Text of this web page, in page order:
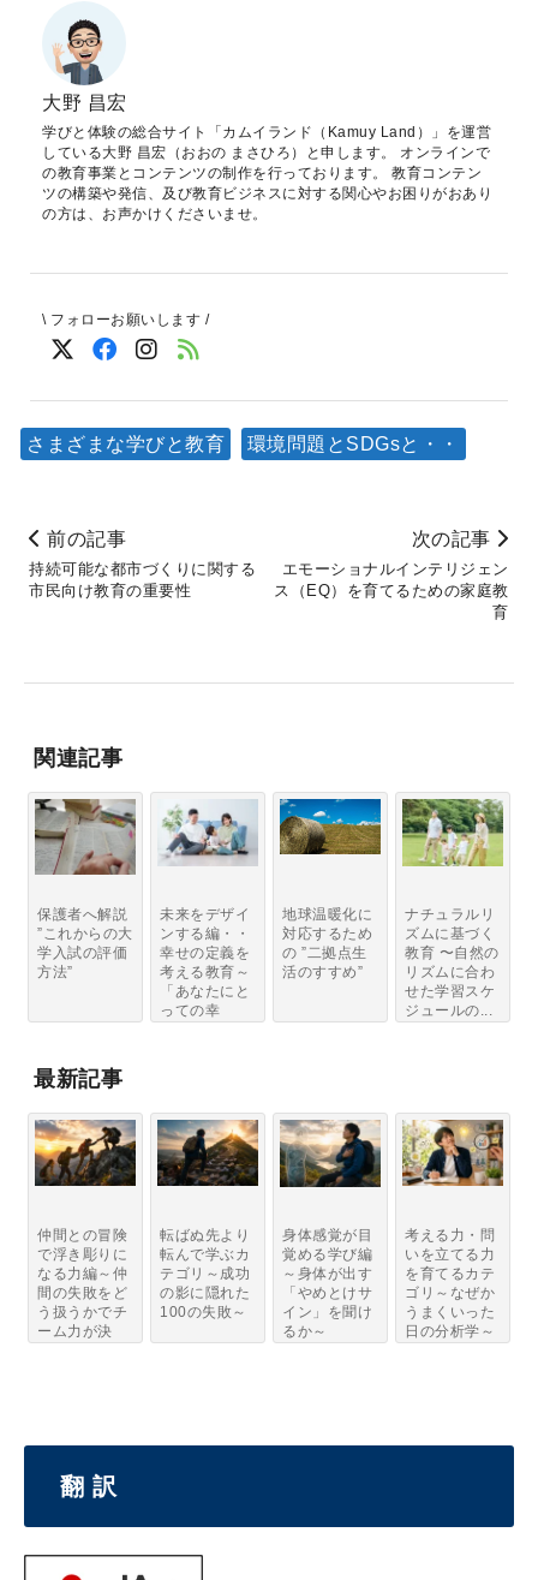
大野 昌宏
学びと体験の総合サイト「カムイランド（Kamuy Land）」を運営
している大野 昌宏（おおの まさひろ）と申します。 オンラインで
の教育事業とコンテンツの制作を行っております。 教育コンテン
ツの構築や発信、及び教育ビジネスに対する関心やお困りがおあり
の方は、お声かけくださいませ。
\ フォローお願いします /
さまざまな学びと教育 環境問題とSDGsと・・
前の記事
持続可能な都市づくりに関する
市民向け教育の重要性
次の記事
エモーショナルインテリジェン
ス（EQ）を育てるための家庭教
育
関連記事
保護者へ解説
”これからの大
学入試の評価
方法”
未来をデザイ
ンする編・・
幸せの定義を
考える教育～
「あなたにと
っての幸
地球温暖化に
対応するため
の ”二拠点生
活のすすめ”
ナチュラルリ
ズムに基づく
教育 〜自然の
リズムに合わ
せた学習スケ
ジュールの...
最新記事
仲間との冒険
で浮き彫りに
なる力編～仲
間の失敗をど
う扱うかでチ
ーム力が決
転ばぬ先より
転んで学ぶカ
テゴリ～成功
の影に隠れた
100の失敗～
身体感覚が目
覚める学び編
～身体が出す
「やめとけサ
イン」を聞け
るか～
考える力・問
いを立てる力
を育てるカテ
ゴリ～なぜか
うまくいった
日の分析学～
翻 訳